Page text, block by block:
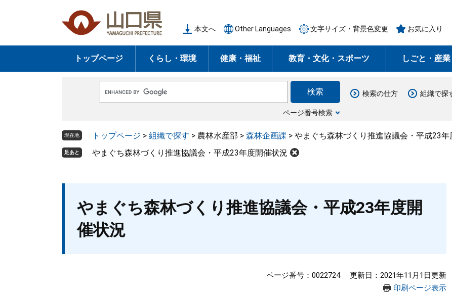
の
頭
ー
飛
本文へ Other Languages 文字サイズ・背景色変更 お気に入り
トップページ くらし・環境 健康・福祉 教育・文化・スポーツ しごと・産
o
e
ス
タ
ページ番号検索
検索の仕方 組織で探
現在地 トップページ > 組織で探す > 農林水産部 > 森林企画課 > やまぐち森林づくり推進協議会・平成23年
足あと やまぐち森林づくり推進協議会・平成23年度開催状況
やまぐち森林づくり推進協議会・平成23年度開
催状況
ページ番号：0022724
更新日：2021年11月1日更新
印刷ページ表示